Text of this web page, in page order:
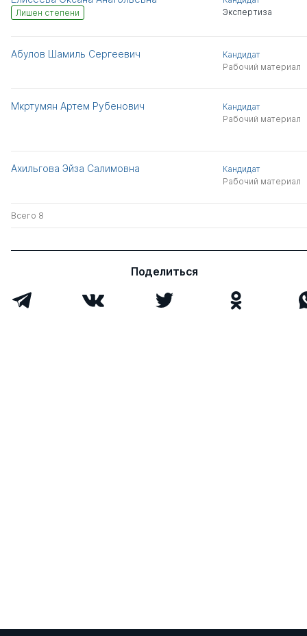
Лишен степени
Экспертиза
Абулов Шамиль Сергеевич
Кандидат
Рабочий материал
Мкртумян Артем Рубенович
Кандидат
Рабочий материал
Ахильгова Эйза Салимовна
Кандидат
Рабочий материал
Всего 8
Поделиться